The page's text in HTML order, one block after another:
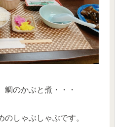
鯛のかぶと煮・・・
しゃぶしゃぶです。